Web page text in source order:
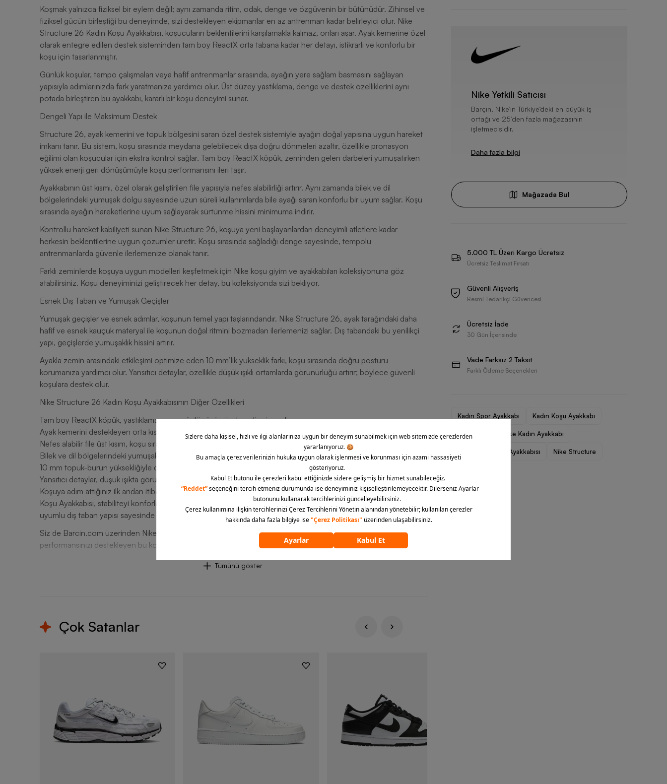
Koşmak yalnızca fiziksel bir eylem değil; aynı zamanda ritim, odak, denge ve özgüvenin bir bütünüdür. Zihinsel ve
fiziksel gücün birleştiği bu deneyimde, sizi destekleyen ekipmanlar en az antrenman kadar belirleyici olur. Nike
Structure 26 Kadın Koşu Ayakkabısı, koşucuların beklentilerini karşılamakla kalmaz, onları aşar. Ayak kemerine özel
olarak entegre edilen destek sisteminden tam boy ReactX orta tabana kadar her detayı, istikrarlı ve konforlu bir
koşu için tasarlanmıştır.
Günlük koşular, tempo çalışmaları veya hafif antrenmanlar sırasında, ayağın yere sağlam basmasını sağlayan
yapısıyla adımlarınızda fark yaratmanıza yardımcı olur. Üst düzey yastıklama, denge ve destek özelliklerini aynı
potada birleştiren bu ayakkabı, kararlı bir koşu deneyimi sunar.
Dengeli Yapı ile Maksimum Destek
Structure 26, ayak kemerini ve topuk bölgesini saran özel destek sistemiyle ayağın doğal yapısına uygun hareket
imkanı tanır. Bu sistem, koşu sırasında meydana gelebilecek dışa doğru dönmeleri azaltır, özellikle pronasyon
eğilimi olan koşucular için ekstra kontrol sağlar. Tam boy ReactX köpük, zeminden gelen darbeleri yumuşatırken
yüksek enerji geri dönüşümüyle koşu performansını ileri taşır.
Ayakkabının üst kısmı, özel olarak geliştirilen file yapısıyla nefes alabilirliği artırır. Aynı zamanda bilek ve dil
bölgelerindeki yumuşak dolgu sayesinde uzun süreli kullanımlarda bile ayağı saran konforlu bir uyum sağlar. Koşu
sırasında ayağın hareketlerine uyum sağlayarak sürtünme hissini minimuma indirir.
Kontrollü hareket kabiliyeti sunan Nike Structure 26, koşuya yeni başlayanlardan deneyimli atletlere kadar
herkesin beklentilerine uygun çözümler üretir. Koşu sırasında sağladığı denge sayesinde, tempolu
antrenmanlarda güvenle ilerlemenize olanak tanır.
Farklı zeminlerde koşuya uygun modelleri keşfetmek için Nike koşu giyim ve ayakkabıları koleksiyonuna göz
atabilirsiniz. Koşu deneyiminizi geliştirecek her detay, bu koleksiyonda sizi bekliyor.
Esnek Dış Taban ve Yumuşak Geçişler
Yumuşak geçişler ve esnek adımlar, koşunun temel yapı taşlarındandır. Nike Structure 26, ayak tarağındaki daha
hafif ve esnek kauçuk materyal ile koşunun doğal ritmini bozmadan ilerlemenizi sağlar. Dış tabandaki bu yenilikçi
yapı, geçişlerde yumuşaklık hissini artırır.
Ayakla zemin arasındaki etkileşimi optimize eden 10 mm’lik yükseklik farkı, koşu sırasında doğru postürü
korumanıza yardımcı olur. Yansıtıcı detaylar, özellikle düşük ışıklı ortamlarda görünürlüğü artırır; böylece güvenli
koşulara destek olur.
Nike Structure 26 Kadın Koşu Ayakkabısının Diğer Özellikleri
Tam boy ReactX köpük, yastıklama ve enerji dönüşümünde gelişmiş performans sunar.
Ayak kemerini destekleyen orta kısım sistemi sayesinde dışa doğru dönmeler azaltılır.
Nefes alabilir file üst kısım, koşu sırasında ayağın serin kalmasını sağlar.
Bilek ve dil bölgelerindeki yumuşak dolgu, sürtünmeyi azaltarak konforu artırır.
10 mm topuk-burun yüksekliğiyle doğru ayak hizası sağlanır.
Yansıtıcı detaylar, düşük ışıkta görünürlüğü artırır.
Koşuya adım attığınız ilk andan itibaren sizi destekleyecek güçlü bir yapıya sahip olan Nike Structure 26 Kadın
Koşu Ayakkabısı, stabiliteyi konforla buluşturur. Özellikle dengeli yastıklama, ayak kemeri desteği ve zeminle
uyumlu dış taban yapısı sayesinde adımlarınızda güven hissini artırır.
Siz de Barcin.com üzerinden Nike Structure 26 Kadın Koşu Ayakkabısı ürününü sepetinize ekleyerek koşu
performansınızı destekleyen bu konforu hemen deneyimleyebilirsiniz.
Tümünü göster
Çok Satanlar
Nike Yetkili Satıcısı
Barçın, Nike’ın Türkiye’deki en büyük iş
ortağı ve 25’den fazla mağazasının
işletmecisidir.
Daha fazla bilgi
Mağazada Bul
5.000 TL Üzeri Kargo Ücretsiz
Ücretsiz Teslimat Fırsatı
Güvenli Alışveriş
Resmi Tedarikçi Güvencesi
Ücretsiz İade
30 Gün İçerisinde
Vade Farksız 2 Taksit
Farklı Ödeme Seçenekleri
Kadın Spor Ayakkabı Kadın Koşu Ayakkabı
Nike Kadın Nike Kadın Ayakkabı
Nike Kadın Koşu Ayakkabısı Nike Structure